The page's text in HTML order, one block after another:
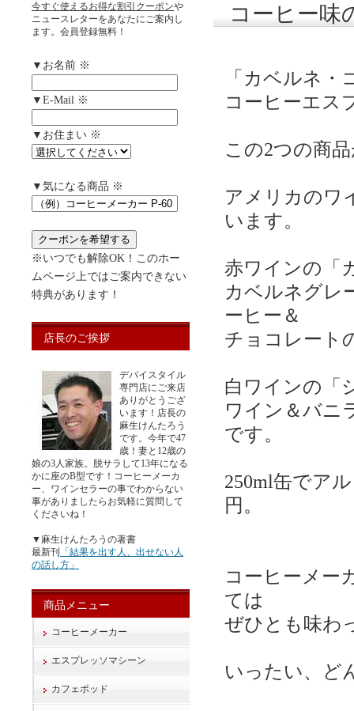
コーヒー味
「カベルネ
コーヒーエス
この2つの商
アメリカのワ
います。
赤ワインの「
カベルネグレ
ーヒー＆
チョコレート
白ワインの「
ワイン＆バニ
です。
250ml缶でア
円。
コーヒーメー
ては
ぜひとも味わ
いったい、ど
今すぐ使えるお得な割引クーポンや
ニュースレターをあなたにご案内し
ます。会員登録無料！
▼お名前 ※
▼E-Mail ※
▼お住まい ※
▼気になる商品 ※
※いつでも解除OK！このホー
ムページ上ではご案内できない
特典があります！
店長のご挨拶
デバイスタイル
専門店にご来店
ありがとうござ
います！店長の
麻生けんたろう
です。今年で47
歳！妻と12歳の
娘の3人家族。脱サラして13年になる
かに座のB型です！コーヒーメーカ
ー、ワインセラーの事でわからない
事がありましたらお気軽に質問して
くださいね！
▼麻生けんたろうの著書
最新刊
「結果を出す人、出せない人
の話し方」
商品メニュー
コーヒーメーカー
エスプレッソマシーン
カフェポッド